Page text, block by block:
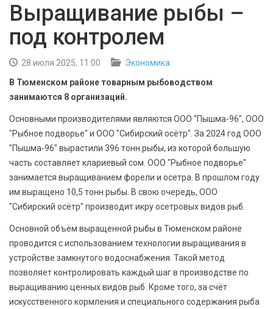
КУЛЬТУРА
БЕЗОПАСНОСТЬ
АРХИВ PDF
Выращивание рыбы –
под контролем
28 июля 2025, 11:00
Экономика
В Тюменском районе товарным рыбоводством
занимаются 8 организаций.
Основными производителями являются ООО "Пышма-96", ООО
"Рыбное подворье" и ООО "Сибирский осётр". За 2024 год ООО
"Пышма-96" вырастили 396 тонн рыбы, из которой большую
часть составляет клариевый сом. ООО "Рыбное подворье"
занимается выращиванием форели и осетра. В прошлом году
им выращено 10,5 тонн рыбы. В свою очередь, ООО
"Сибирский осётр" производит икру осетровых видов рыб.
Основной объём выращенной рыбы в Тюменском районе
проводится с использованием технологии выращивания в
устройстве замкнутого водоснабжения. Такой метод
позволяет контролировать каждый шаг в производстве по
выращиванию ценных видов рыб. Кроме того, за счёт
искусственного кормления и специального содержания рыба